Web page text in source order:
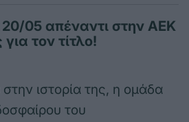
05 απέναντι στην AEK
τον τίτλο!
ιστορία της, η ομάδα
του